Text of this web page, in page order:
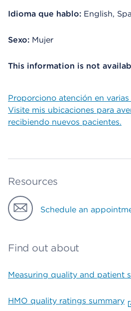
Idioma que hablo: English,
Sexo: Mujer
This information is not
Proporciono atención en
Visite mis ubicaciones para
recibiendo nuevos pacientes.
Resources
Schedule an
Find out about
Measuring quality and patient
HMO quality ratings summary